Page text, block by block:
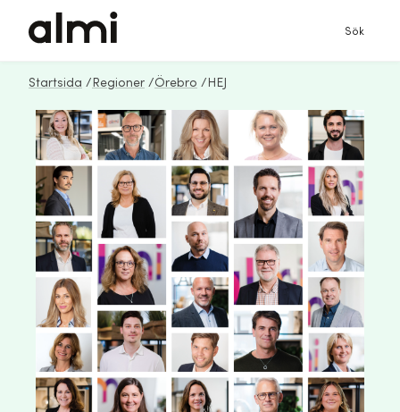
Sök
Startsida / Regioner /Örebro / HEJ